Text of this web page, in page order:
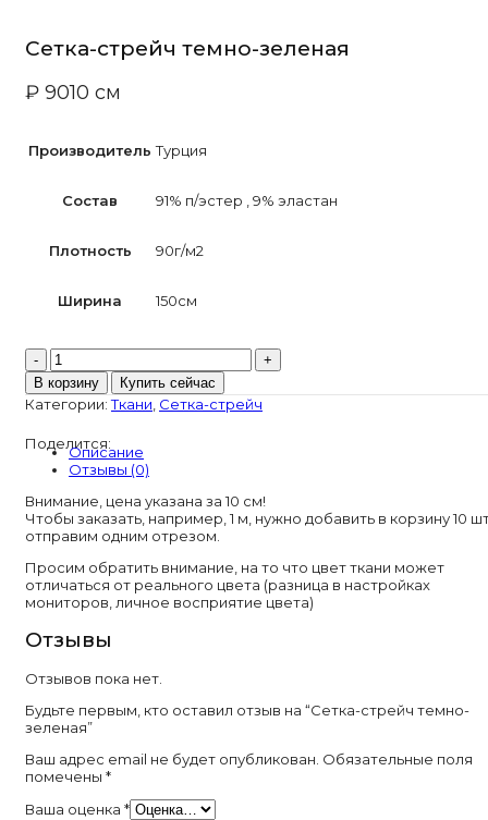
Сетка-стрейч темно-зеленая
₽ 9010 см
Производитель Турция
Состав 91% п/эcтер 9% эластан
Плотность 90г/м2
Ширина 150см
Количество
товара
Сетка-
стрейч
зеленая
В корзину Купить сейчас
Категории: Ткани Сетка-стрейч
Поделится:
Описание
Отзывы (0)
Внимание, цена указана за 10 см!
Чтобы заказать, например, 1 м, нужно добавить в корзину 10
отправим одним отрезом.
Просим обратить внимание, на то что цвет ткани может
отличаться от реального цвета (разница в настройках
мониторов, личное восприятие цвета)
Отзывы
Отзывов пока нет.
Будьте первым, кто оставил отзыв на “Сетка-стрейч темно-
зеленая”
Ваш адрес email не будет опубликован. Обязательные поля
помечены *
Ваша оценка *